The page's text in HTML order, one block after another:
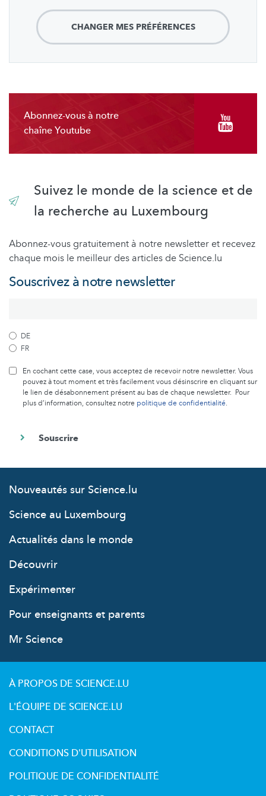
CHANGER MES PRÉFÉRENCES
Abonnez-vous à notre
chaîne Youtube
Suivez le monde de la science et de
la recherche au Luxembourg
Abonnez-vous gratuitement à notre newsletter et recevez
chaque mois le meilleur des articles de Science.lu
Souscrivez à notre newsletter
DE
FR
En cochant cette case, vous acceptez de recevoir notre newsletter. Vous
pouvez à tout moment et très facilement vous désinscrire en cliquant sur
le lien de désabonnement présent au bas de chaque newsletter. Pour
plus d’information, consultez notre politique de confidentialité.
Nouveautés sur Science.lu
Science au Luxembourg
Actualités dans le monde
Découvrir
Expérimenter
Pour enseignants et parents
Mr Science
À PROPOS DE SCIENCE.LU
L'ÉQUIPE DE SCIENCE.LU
CONTACT
CONDITIONS D'UTILISATION
POLITIQUE DE CONFIDENTIALITÉ